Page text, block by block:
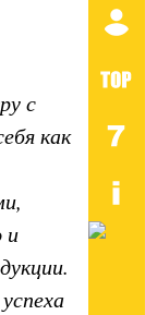
с
как
и